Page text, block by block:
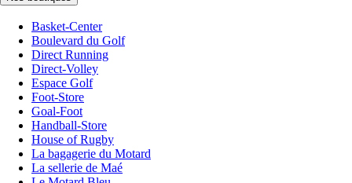
Basket-Center
Boulevard du Golf
Direct Running
Direct-Volley
Espace Golf
Foot-Store
Goal-Foot
Handball-Store
House of Rugby
La bagagerie du Motard
La sellerie de Maé